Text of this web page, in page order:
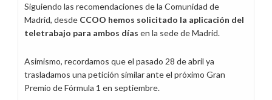
Siguiendo las recomendaciones de la Comunidad de
Madrid, desde CCOO hemos solicitado la aplicación del
teletrabajo para ambos días en la sede de Madrid.
Asimismo, recordamos que el pasado 28 de abril ya
trasladamos una petición similar ante el próximo Gran
Premio de Fórmula 1 en septiembre.